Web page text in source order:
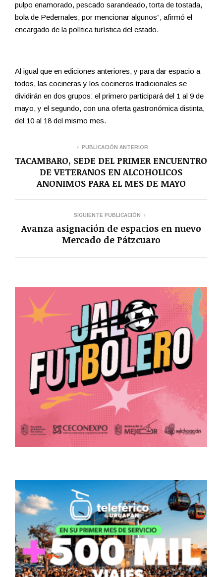
pulpo enamorado, pescado sarandeado, torta de tostada,
bola de Pedernales, por mencionar algunos”, afirmó el
encargado de la política turística del estado.
Al igual que en ediciones anteriores, y para dar espacio a
todos, las cocineras y los cocineros tradicionales se
dividirán en dos grupos: el primero participará del 1 al 9 de
mayo, y el segundo, con una oferta gastronómica distinta,
del 10 al 18 del mismo mes.
PUBLICACIÓN ANTERIOR
TACAMBARO, SEDE DEL PRIMER ENCUENTRO
DE VETERANOS EN ALCOHOLICOS
ANONIMOS PARA EL MES DE MAYO
SIGUIENTE PUBLICACIÓN
Avanza asignación de espacios en nuevo
Mercado de Pátzcuaro